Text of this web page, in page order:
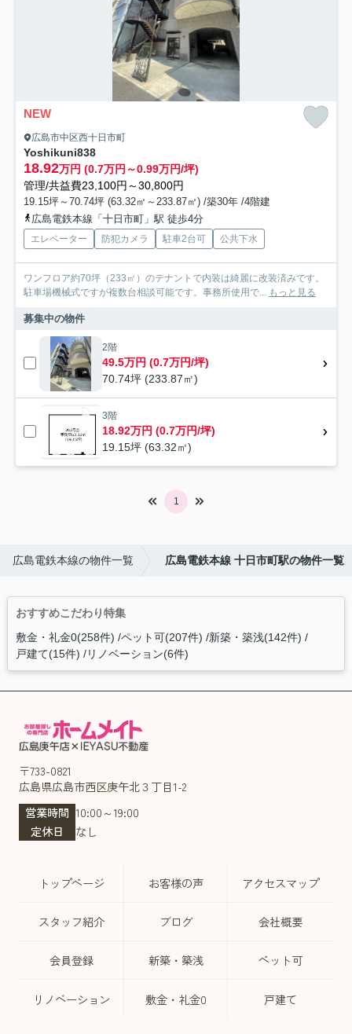
NEW
広島市中区西十日市町
Yoshikuni838
18.92万円 (0.7万円～0.99万円/坪)
管理/共益費23,100円～30,800円
19.15坪～70.74坪 (63.32㎡～233.87㎡) /築30年 /4階建
広島電鉄本線「十日市町」駅 徒歩4分
エレベーター 防犯カメラ 駐車2台可 公共下水
ワンフロア約70坪（233㎡）のテナントで内装は綺麗に改装済みです。
駐車場機械式ですが複数台相談可能です。事務所使用で... もっと見る
募集中の物件
2階
49.5万円 (0.7万円/坪)
70.74坪 (233.87㎡)
3階
18.92万円 (0.7万円/坪)
19.15坪 (63.32㎡)
1
広島電鉄本線の物件一覧 広島電鉄本線 十日市町駅の物件一覧
おすすめこだわり特集
敷金・礼金0(258件) ペット可(207件) 新築・築浅(142件)
戸建て(15件) リノベーション(6件)
〒733-0821
広島県広島市西区庚午北３丁目1-2
営業時間 10:00～19:00
定休日
なし
トップページ お客様の声 アクセスマップ
スタッフ紹介 ブログ 会社概要
会員登録 新築・築浅 ペット可
リノベーション 敷金・礼金0 戸建て